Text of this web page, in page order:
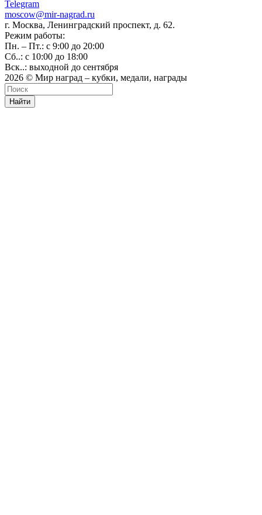
Telegram
moscow@mir-nagrad.ru
г. Москва, Ленинградский проспект, д. 62.
Режим работы:
Пн. – Пт.: с 9:00 до 20:00
Сб..: с 10:00 до 18:00
Вск..: выходной до сентября
2026 © Мир наград – кубки, медали, награды
Найти